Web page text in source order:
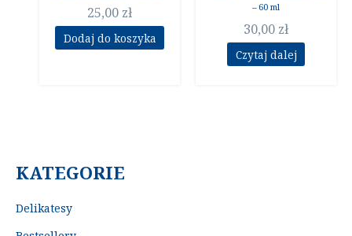
KATEGORIE
Delikatesy
25,00 zł
Dodaj do koszyka
– 60 ml
30,00 zł
Czytaj dalej